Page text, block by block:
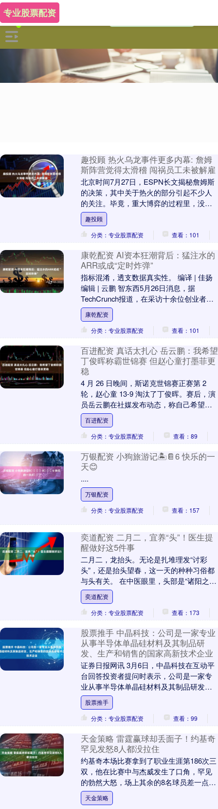
专业股票配资
趣投顾 热火乌龙事件更多内幕: 詹姆
斯阵营觉得太滑稽 闯祸员工未被解雇
北京时间7月27日，ESPN长文揭秘詹姆斯
的决策，其中关于热火的部分引起不少人
的关注。毕竟，重大博弈的过程里，没有
什么比一次工作失误更能吸引球迷关注。
这类纰漏仿....
趣投顾
分类：专业股票配资
查看：101
康乾配资 AI资本狂潮背后：猛注水的
ARR或成“定时炸弹”
指标混淆，透支数据真实性。 编译 | 佳扬
编辑 | 云鹏 智东西5月26日消息，据
TechCrunch报道，在采访十余位创业者、
风险投资人及初创公司财务人士后....
康乾配资
分类：专业股票配资
查看：101
百进配资 真话太扎心 岳云鹏：我希望
丁俊晖称霸世锦赛 但赵心童打墨菲更
稳
4 月 26 日晚间，斯诺克世锦赛正赛第 2
轮，赵心童 13-9 淘汰了丁俊晖。赛后，演
员岳云鹏在社媒发布动态，称自己希望丁
俊晖能圆梦世锦赛，但他认为赵心童去....
百进配资
分类：专业股票配资
查看：89
万银配资 小狗旅游记🏝️📔6 快乐的一
天😊
....
万银配资
分类：专业股票配资
查看：157
奕道配资 二月二，宜养“头”！医生提
醒做好这5件事
二月二，龙抬头。无论是扎堆理发“讨彩
头”，还是抬头望春，这一天的种种习俗都
与头有关。 在中医眼里，头部是“诸阳之
会”，春季养好头，就是在养阳气。 《生命
时报》解....
奕道配资
分类：专业股票配资
查看：173
股票推手 中晶科技：公司是一家专业
从事半导体单晶硅材料及其制品研
发、生产和销售的国家高新技术企业
证券日报网讯 3月6日，中晶科技在互动平
台回答投资者提问时表示，公司是一家专
业从事半导体单晶硅材料及其制品研发、
生产和销售的国家高新技术企业。产品涵
盖半导体晶棒....
股票推手
分类：专业股票配资
查看：99
天金策略 雷霆赢球却丢面子！约基奇
罕见发怒8人都没拉住
约基奇本场比赛拿到了职业生涯第186次三
双，他在比赛中与杰威发生了口角，罕见
的勃然大怒，场上其余的8名球员差一点没
有拉住他。虽然掘金将比赛拖入加时，但
是他们在加....
天金策略